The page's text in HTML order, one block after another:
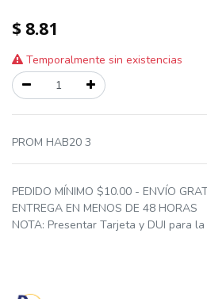
$ 8.81
Temporalmente sin existencias
PROM HAB20 3
PEDIDO MÍNIMO $10.00 - ENVÍO
ENTREGA EN MENOS DE 48 HORAS
NOTA: Presentar Tarjeta y DUI para